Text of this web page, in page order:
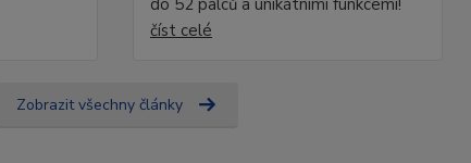
do 52 palců a unikátními funkcemi!
číst celé
Zobrazit všechny články